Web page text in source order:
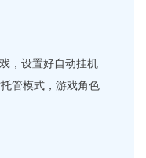
，设置好自动挂机
管模式，游戏角色